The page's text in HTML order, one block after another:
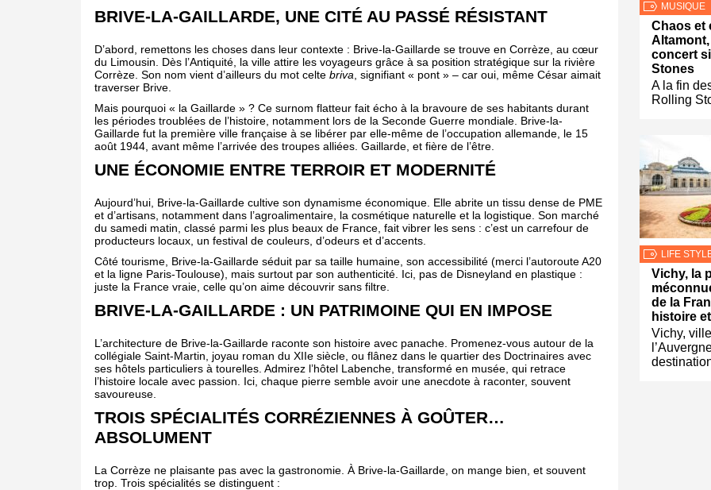
BRIVE-LA-GAILLARDE, UNE CITÉ AU PASSÉ RÉSISTANT
D’abord, remettons les choses dans leur contexte : Brive-la-Gaillarde se trouve en Corrèze, au cœur
du Limousin. Dès l’Antiquité, la ville attire les voyageurs grâce à sa position stratégique sur la rivière
Corrèze. Son nom vient d’ailleurs du mot celte briva , signifiant « pont » – car oui, même César aimait
traverser Brive.
Mais pourquoi « la Gaillarde » ? Ce surnom flatteur fait écho à la bravoure de ses habitants durant
les périodes troublées de l’histoire, notamment lors de la Seconde Guerre mondiale. Brive-la-
Gaillarde fut la première ville française à se libérer par elle-même de l’occupation allemande, le 15
août 1944, avant même l’arrivée des troupes alliées. Gaillarde, et fière de l’être.
UNE ÉCONOMIE ENTRE TERROIR ET MODERNITÉ
Aujourd’hui, Brive-la-Gaillarde cultive son dynamisme économique. Elle abrite un tissu dense de PME
et d’artisans, notamment dans l’agroalimentaire, la cosmétique naturelle et la logistique. Son marché
du samedi matin, classé parmi les plus beaux de France, fait vibrer les sens : c’est un carrefour de
producteurs locaux, un festival de couleurs, d’odeurs et d’accents.
Côté tourisme, Brive-la-Gaillarde séduit par sa taille humaine, son accessibilité (merci l’autoroute A20
et la ligne Paris-Toulouse), mais surtout par son authenticité. Ici, pas de Disneyland en plastique :
juste la France vraie, celle qu’on aime découvrir sans filtre.
BRIVE-LA-GAILLARDE : UN PATRIMOINE QUI EN IMPOSE
L’architecture de Brive-la-Gaillarde raconte son histoire avec panache. Promenez-vous autour de la
collégiale Saint-Martin, joyau roman du XIIe siècle, ou flânez dans le quartier des Doctrinaires avec
ses hôtels particuliers à tourelles. Admirez l’hôtel Labenche, transformé en musée, qui retrace
l’histoire locale avec passion. Ici, chaque pierre semble avoir une anecdote à raconter, souvent
savoureuse.
TROIS SPÉCIALITÉS CORRÉZIENNES À GOÛTER…
ABSOLUMENT
La Corrèze ne plaisante pas avec la gastronomie. À Brive-la-Gaillarde, on mange bien, et souvent
trop. Trois spécialités se distinguent :
MUSIQUE
Chaos et
concert
Stones
A la fin
Rolling
LIFE
Vichy, la
de la
histoire
Vichy,